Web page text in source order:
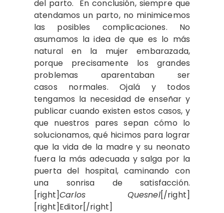
del parto. En conclusión, siempre que
atendamos un parto, no minimicemos
las posibles complicaciones. No
asumamos la idea de que es lo más
natural en la mujer embarazada,
porque precisamente los grandes
problemas aparentaban ser
casos normales. Ojalá y todos
tengamos la necesidad de enseñar y
publicar cuando existen estos casos, y
que nuestros pares sepan cómo lo
solucionamos, qué hicimos para lograr
que la vida de la madre y su neonato
fuera la más adecuada y salga por la
puerta del hospital, caminando con
una sonrisa de satisfacción.
[right]Carlos Quesnel[/right]
[right]Editor[/right]